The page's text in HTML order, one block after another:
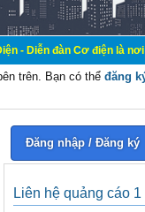
đàn Cơ điện là nơi chia
trên. Bạn có thể đăng
Đăng nhập / Đăng ký
Liên hệ quảng cáo 1